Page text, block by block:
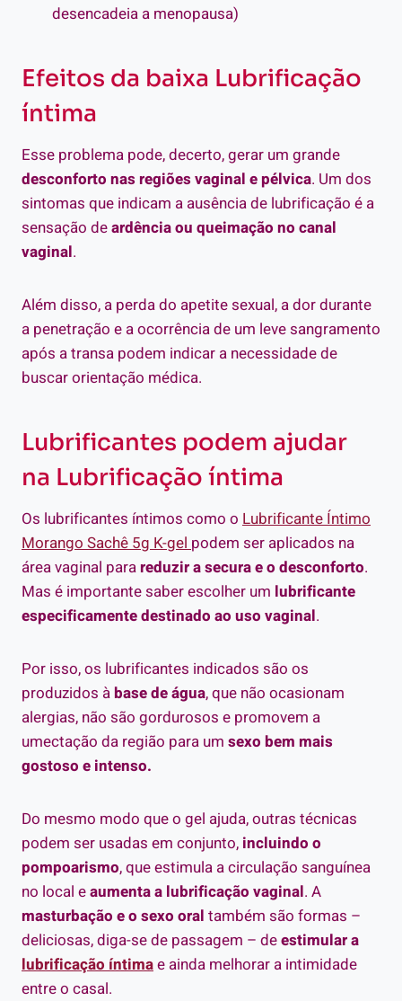
desencadeia a menopausa)
Efeitos da baixa Lubrificação
íntima
Esse problema pode, decerto, gerar um grande
desconforto nasregiões vaginal e pélvica. Um dos
sintomas que indicam a ausência de lubrificação é a
sensação deardência ou queimação no canal
vaginal.
Além disso, a perda do apetite sexual, a dor durante
a penetração e a ocorrência de um leve sangramento
após a transa podem indicar a necessidade de
buscar orientação médica.
Lubrificantes podem ajudar
na Lubrificação íntima
Os lubrificantes íntimos como o Lubrificante Íntimo
Morango Sachê 5g K-gel podem ser aplicados na
área vaginal parareduzir a secura e o desconforto.
Mas é importante saber escolher um lubrificante
especificamente destinado ao uso vaginal.
Por isso, os lubrificantes indicados são os
produzidos àbase de água, que não ocasionam
alergias, não são gordurosos e promovem a
umectação da região para um sexo bem mais
gostoso e intenso.
Do mesmo modo que o gel ajuda, outras técnicas
podem ser usadas em conjunto, incluindo o
pompoarismo, que estimula a circulação sanguínea
no local eaumenta a lubrificação vaginal. A
masturbação e o sexo oral também são formas –
deliciosas, diga-se de passagem – deestimular a
lubrificação íntimae ainda melhorar a intimidade
entre o casal.